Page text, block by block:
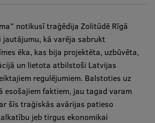
notikusī traģēdija Zolitūdē Rīgā
jautājumu, kā varēja sabrukt
ēka, kas bija projektēta, uzbūvēta,
un lietota atbilstoši Latvijas
regulējumiem. Balstoties uz
esošajiem faktiem, jau tagad varam
šīs traģiskās avārijas patieso
jeb tirgus ekonomikai